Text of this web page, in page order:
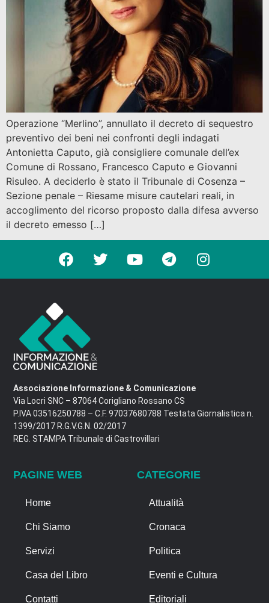
Operazione “Merlino”, annullato il decreto di sequestro
preventivo dei beni nei confronti degli indagati
Antonietta Caputo, già consigliere comunale dell’ex
Comune di Rossano, Francesco Caputo e Giovanni
Risuleo. A deciderlo è stato il Tribunale di Cosenza –
Sezione penale – Riesame misure cautelari reali, in
accoglimento del ricorso proposto dalla difesa avverso
il decreto emesso […]
Associazione Informazione & Comunicazione
Via Locri SNC – 87064 Corigliano Rossano CS
P.IVA 03516250788 – C.F. 97037680788 Testata Giornalistica n.
1399/2017 R.G.V.G.N. 02/2017
REG. STAMPA Tribunale di Castrovillari
PAGINE WEB
Home
Chi Siamo
Servizi
Casa del Libro
Contatti
CATEGORIE
Attualità
Cronaca
Politica
Eventi e Cultura
Editoriali